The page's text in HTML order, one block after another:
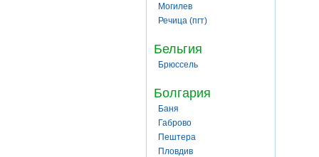
Могилев
Речица (пгт)
Бельгия
Брюссель
Болгария
Баня
Габрово
Пештера
Пловдив